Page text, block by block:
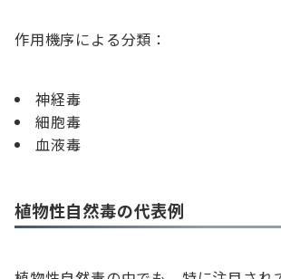
作用機序による分類：
神経毒
細胞毒
血液毒
植物性自然毒の代表例